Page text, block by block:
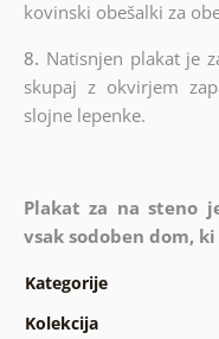
kovinski obešalki za
8. Natisnjen plakat je
skupaj z okvirjem
slojne lepenke.
Plakat za na steno
vsak sodoben dom,
Kategorije
Kolekcija